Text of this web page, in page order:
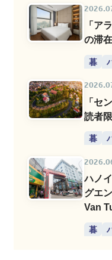
「ア
の滞
暮
「セ
読者
暮
ハノ
グエ
Van
暮